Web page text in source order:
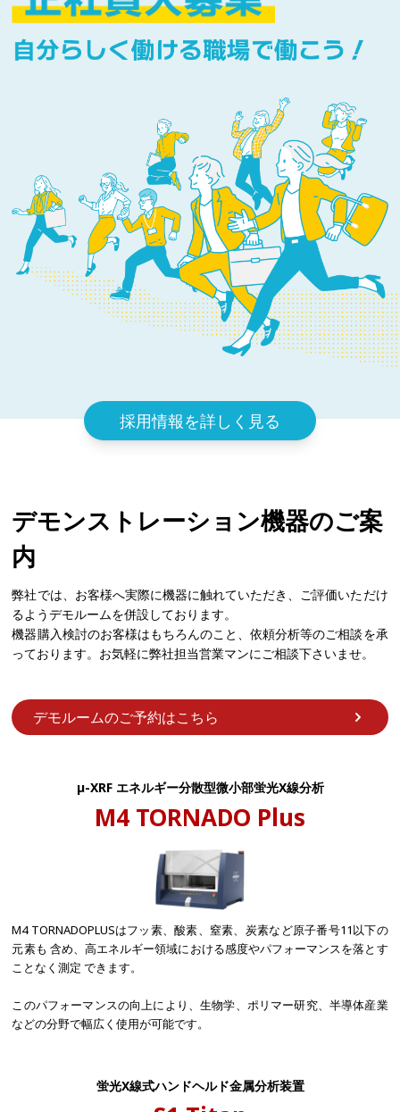
採用情報を詳しく見る
デモンストレーション機器のご案
内
弊社では、お客様へ実際に機器に触れていただき、ご評価いただけ
るようデモルームを併設しております。
機器購入検討のお客様はもちろんのこと、依頼分析等のご相談を承
っております。お気軽に弊社担当営業マンにご相談下さいませ。
デモルームのご予約はこちら
µ-XRF エネルギー分散型微小部蛍光X線分析
M4 TORNADO Plus
M4 TORNADOPLUSはフッ素、酸素、窒素、炭素など原子番号11以下の
元素も 含め、高エネルギー領域における感度やパフォーマンスを落とす
ことなく測定 できます。
このパフォーマンスの向上により、生物学、ポリマー研究、半導体産業
などの分野で幅広く使用が可能です。
蛍光X線式ハンドヘルド金属分析装置